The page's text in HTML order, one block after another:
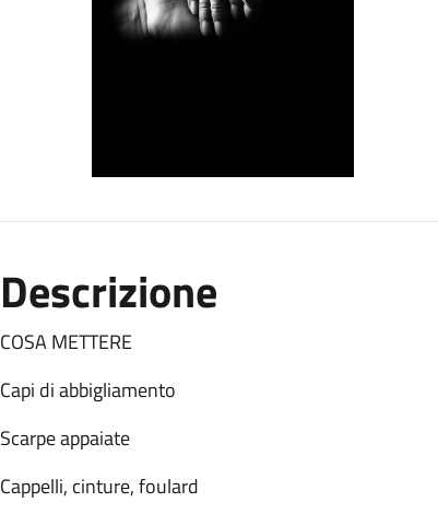
Descrizione
COSA METTERE
Capi di abbigliamento
Scarpe appaiate
Cappelli, cinture, foulard